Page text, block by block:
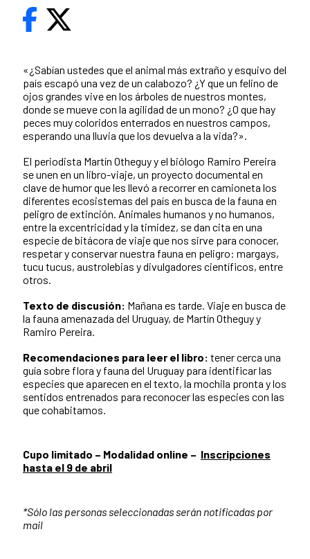
«¿Sabían ustedes que el animal más extraño y esquivo del
país escapó una vez de un calabozo? ¿Y que un felino de
ojos grandes vive en los árboles de nuestros montes,
donde se mueve con la agilidad de un mono? ¿O que hay
peces muy coloridos enterrados en nuestros campos,
esperando una lluvia que los devuelva a la vida?».
El periodista Martín Otheguy y el biólogo Ramiro Pereira
se unen en un libro-viaje, un proyecto documental en
clave de humor que les llevó a recorrer en camioneta los
diferentes ecosistemas del país en busca de la fauna en
peligro de extinción. Animales humanos y no humanos,
entre la excentricidad y la timidez, se dan cita en una
especie de bitácora de viaje que nos sirve para conocer,
respetar y conservar nuestra fauna en peligro: margays,
tucu tucus, austrolebias y divulgadores científicos, entre
otros.
Texto de discusión: Mañana es tarde. Viaje en busca de
la fauna amenazada del Uruguay, de Martín Otheguy y
Ramiro Pereira.
Recomendaciones para leer el libro: tener cerca una
guía sobre flora y fauna del Uruguay para identificar las
especies que aparecen en el texto, la mochila pronta y los
sentidos entrenados para reconocer las especies con las
que cohabitamos.
Cupo limitado – Modalidad online – Inscripciones
hasta el 9 de abril
*Sólo las personas seleccionadas serán notificadas por
mail